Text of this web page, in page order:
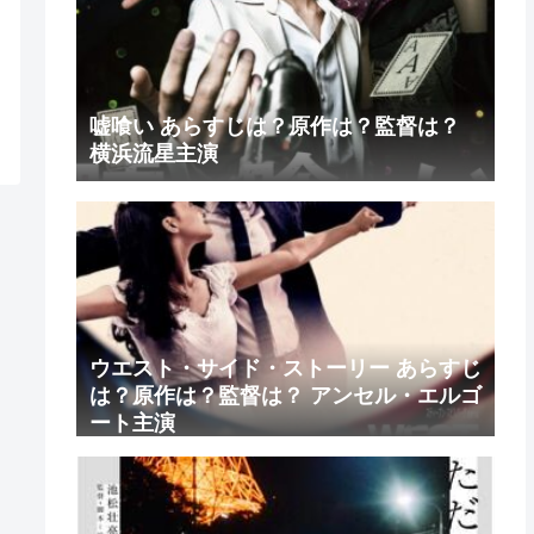
嘘喰い あらすじは？原作は？監督は？
横浜流星主演
ウエスト・サイド・ストーリー あらすじ
は？原作は？監督は？ アンセル・エルゴ
ート主演